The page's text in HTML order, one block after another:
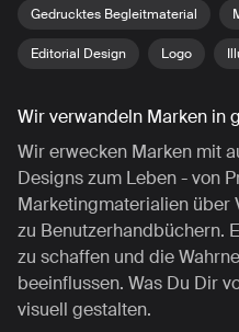
Gedrucktes Begleitmaterial
Editorial Design Logo
Wir verwandeln Marken in
Wir erwecken Marken mit
Designs zum Leben - von
Marketingmaterialien über
zu Benutzerhandbüchern.
zu schaffen und die
beeinflussen. Was Du Dir
visuell gestalten.